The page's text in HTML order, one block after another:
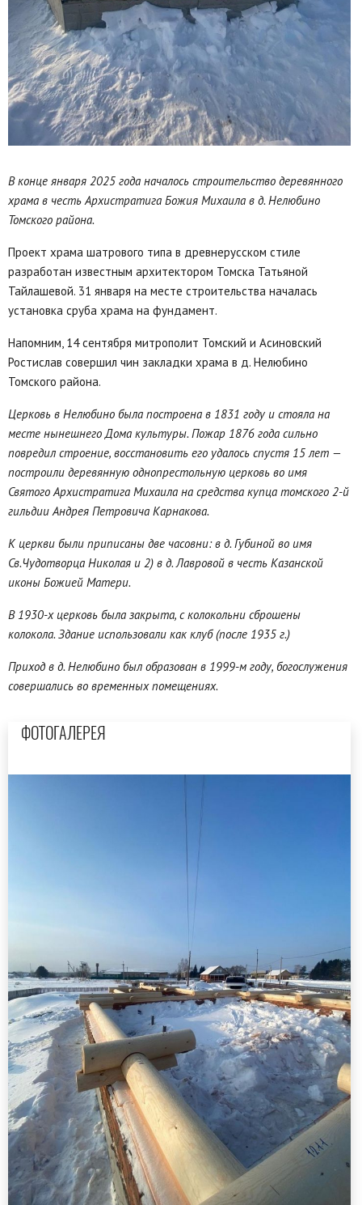
В конце января 2025 года началось строительство деревянного
храма в честь Архистратига Божия Михаила в д. Нелюбино
Томского района.
Проект храма шатрового типа в древнерусском стиле
разработан известным архитектором Томска Татьяной
Тайлашевой. 31 января на месте строительства началась
установка сруба храма на фундамент.
Напомним, 14 сентября митрополит Томский и Асиновский
Ростислав совершил чин закладки храма в д. Нелюбино
Томского района.
Церковь в Нелюбино была построена в 1831 году и стояла на
месте нынешнего Дома культуры. Пожар 1876 года сильно
повредил строение, восстановить его удалось спустя 15 лет —
построили деревянную однопрестольную церковь во имя
Святого Архистратига Михаила на средства купца томского 2-й
гильдии Андрея Петровича Карнакова.
К церкви были приписаны две часовни: в д. Губиной во имя
Св.Чудотворца Николая и 2) в д. Лавровой в честь Казанской
иконы Божией Матери.
В 1930-х церковь была закрыта, с колокольни сброшены
колокола. Здание использовали как клуб (после 1935 г.)
Приход в д. Нелюбино был образован в 1999-м году, богослужения
совершались во временных помещениях.
ФОТОГАЛЕРЕЯ